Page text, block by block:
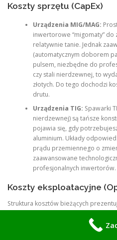
Koszty sprzętu (CapEx)
Urządzenia MIG/MAG:
inwertorowe “migomaty” do
relatywnie tanie. Jednak
(automatycznym doborem
pulsem, niezbędne do
czy stali nierdzewnej, to
złotych. Do tego dochodzi
drutu.
Urządzenia TIG: Spawarki
nierdzewnej) są tańsze
pojawia się, gdy
aluminium. Układy
prądu przemiennego o
zaawansowane
profesjonalnych inwertorów.
Koszty eksploatacyjne
Struktura kosztów bieżących
TIG
droższym niż mieszanki